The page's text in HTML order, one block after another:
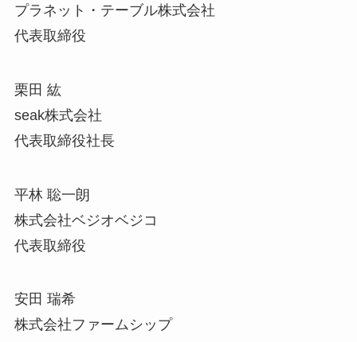
プラネット・テーブル株式会社
代表取締役
栗田 紘
seak株式会社
代表取締役社長
平林 聡一朗
株式会社ベジオベジコ
代表取締役
安田 瑞希
株式会社ファームシップ